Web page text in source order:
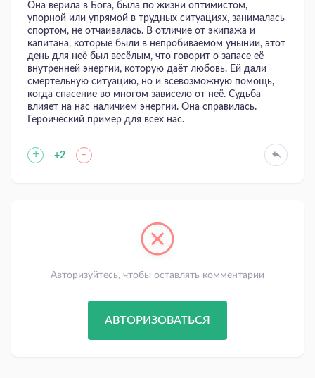
Она верила в Бога, была по жизни оптимистом,
упорной или упрямой в трудных ситуациях, занималась
спортом, не отчаивалась. В отличие от экипажа и
капитана, которые были в непробиваемом унынии, этот
день для неё был весёлым, что говорит о запасе её
внутренней энергии, которую даёт любовь. Ей дали
смертельную ситуацию, но и всевозможную помощь,
когда спасение во многом зависело от неё. Судьба
влияет на нас наличием энергии. Она справилась.
Героический пример для всех нас.
+ +2 -
Авторизуйтесь, чтобы оставлять комментарии
АВТОРИЗОВАТЬСЯ